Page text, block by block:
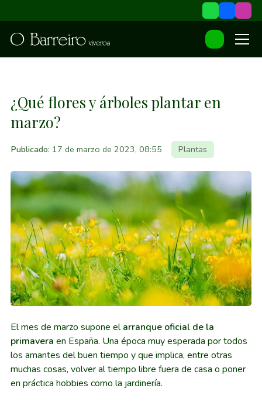
¿Qué flores y árboles plantar en
marzo?
Publicado: 17 de marzo de 2023, 08:55 Plantas
El mes de marzo supone elarranque oficial de la
primavera en España. Una época muy esperada por todos
los amantes del buen tiempo y que implica, entre otras
muchas cosas, volver al tiempo libre fuera de casa o poner
en práctica hobbies como la jardinería.